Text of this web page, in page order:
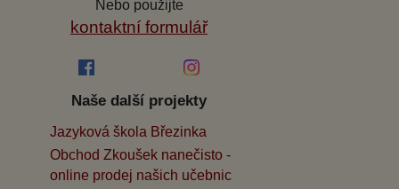
Nebo použijte
kontaktní formulář
Naše další projekty
Jazyková škola Březinka
Obchod Zkoušek nanečisto -
online prodej našich učebnic